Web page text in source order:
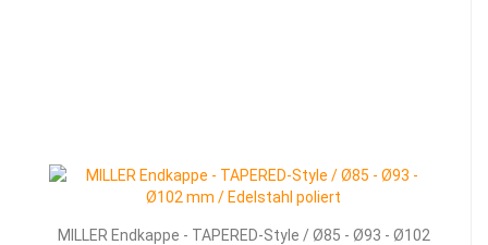
MILLER Endkappe - TAPERED-Style / Ø85 - Ø93 - Ø102